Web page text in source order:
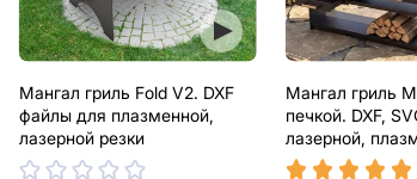
Мангал гриль Fold V2. DXF
файлы для плазменной,
лазерной резки
Мангал гриль
печкой. DXF,
лазерной,